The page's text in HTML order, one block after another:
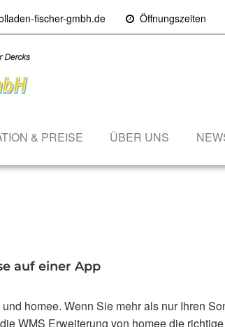
fischer-gmbh.de Öffnungszeiten
& PREISE ÜBER UNS
auf einer App
homee. Wenn Sie mehr als nur Ihren
WMS Erweiterung von homee die